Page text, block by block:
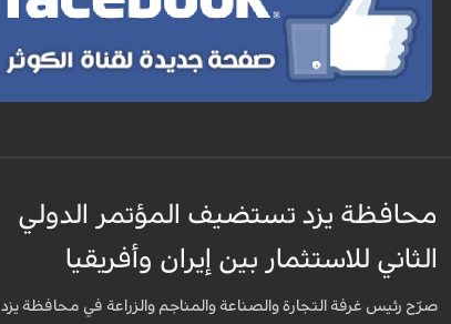
محافظة يزد تستضيف المؤتمر الدولي
الثاني للاستثمار بين إيران وأفريقيا
صرّح رئيس غرفة التجارة والصناعة والمناجم والزراعة في محافظة يزد